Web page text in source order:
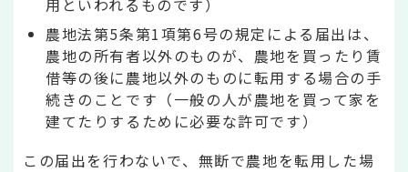
農地法第5条第1項第6号の規定による届出は、
農地の所有者以外のものが、農地を買ったり賃
借等の後に農地以外のものに転用する場合の手
続きのことです（一般の人が農地を買って家を
建てたりするために必要な許可です）
この届出を行わないで、無断で農地を転用した場